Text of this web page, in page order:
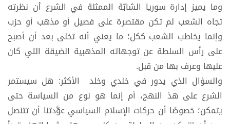
وما يميز إدارة سوريا الشابّة الممثلة في الشرع أن نظرته
تجاه الشعب لم تكن مقتصرة على فصيل أو مذهب أو حزب
وإنما يخاطب الشعب ككل؛ ما يعني أنه تخلى بعد أن أصبح
على رأس السلطة عن توجهاته المذهبية الضيقة التي كان
عليها وعرف بها من قبل.
والسؤال الذي يدور في خلدي وخلد الأكثر: هل سيستمر
الشرع على هذ النهج، أم إنما هو نوع من السياسة حتى
يتمكن؛ خصوصًا أن حركات الإسلام السياسي عوَّدتنا أن تتنصل